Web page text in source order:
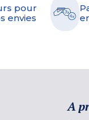
pour
envies
A